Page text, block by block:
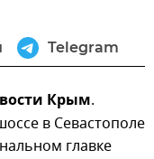
Telegram
Крым.
в Севастополе
главке